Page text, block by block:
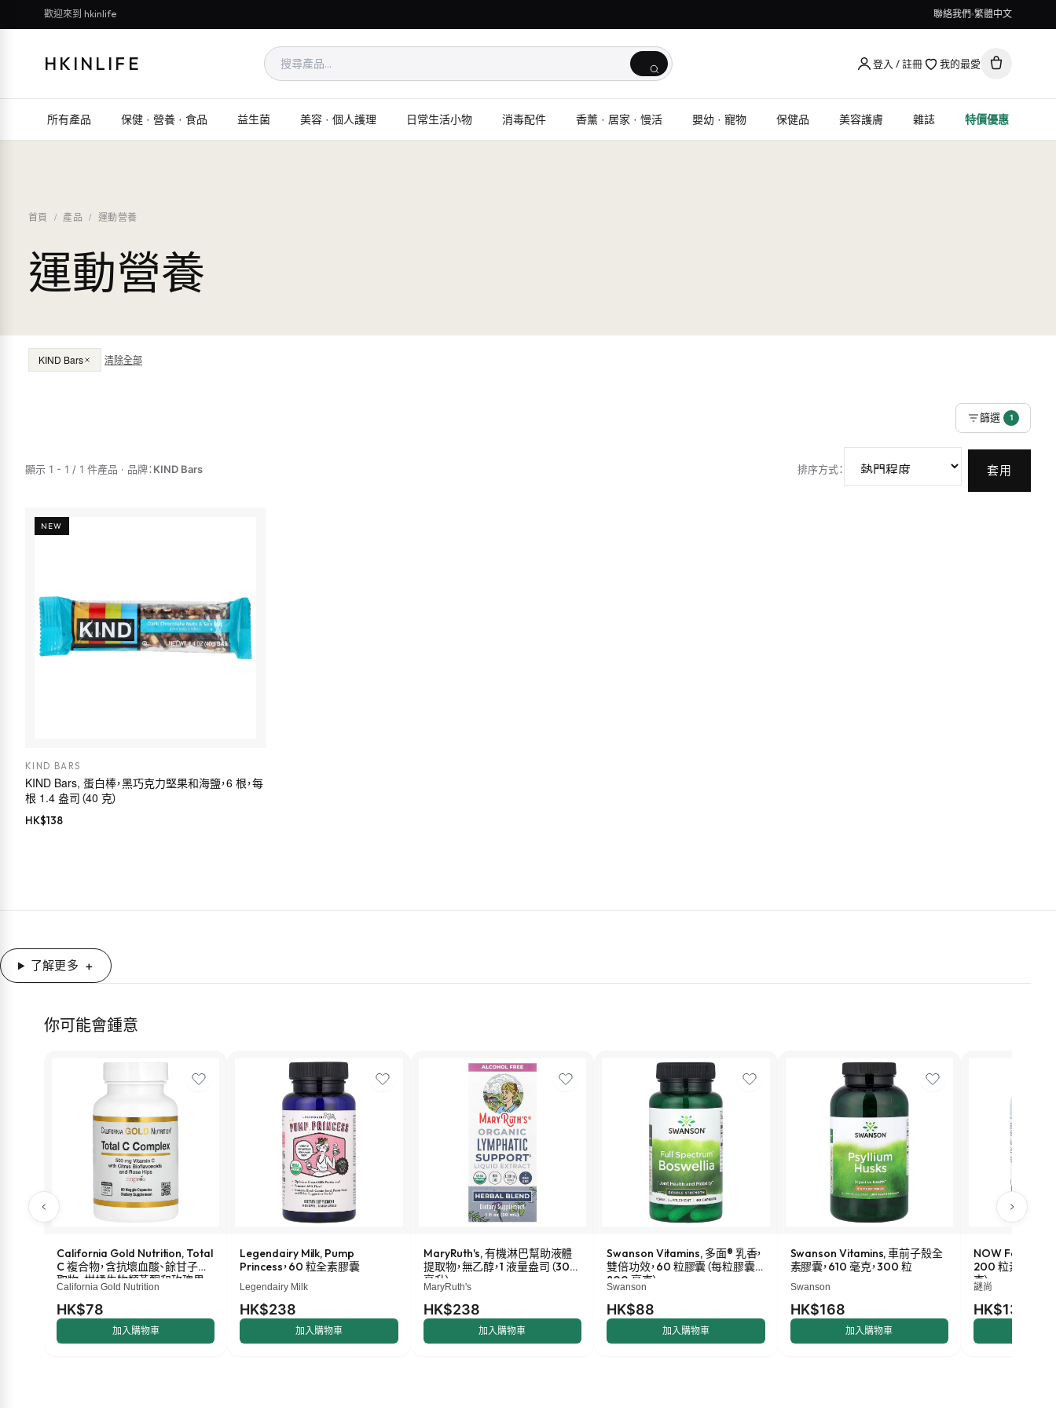
歡迎來到 hkinlife 聯絡我們 繁體中文
HKINLIFE 登入 / 註冊 我的最愛
所有產品 保健 · 營養 · 食品 益生菌 美容 · 個人護理 日常生活小物 消毒配件 香薰 · 居家 · 慢活 嬰幼 · 寵物 保健品 美容護膚 雜誌 特價優惠
首頁 / 產品 / 運動營養
運動營養
KIND Bars 清除全部
篩選 1
顯示 1 - 1 / 1 件產品 · 品牌：KIND Bars 排序方式： 套用
NEW
KIND BARS
KIND Bars, 蛋白棒，黑巧克力堅果和海鹽，6 根，每
根 1.4 盎司（40 克）
HK$138
了解更多
你可能會鍾意
California Gold Nutrition, Total
C 複合物，含抗壞血酸、餘甘子提
取物、柑橘生物類黃酮和玫瑰果
提取物，500 毫克，60 粒素食膠
囊
California Gold Nutrition
HK$78
加入購物車
Legendairy Milk, Pump
Princess，60 粒全素膠囊
Legendairy Milk
HK$238
加入購物車
MaryRuth's, 有機淋巴幫助液體
提取物，無乙醇，1 液量盎司（30
毫升）
MaryRuth's
HK$238
加入購物車
Swanson Vitamins, 多面® 乳香，
雙倍功效，60 粒膠囊（每粒膠囊
800 毫克）
Swanson
HK$88
加入購物車
Swanson Vitamins, 車前子殼全
素膠囊，610 毫克，300 粒
Swanson
HK$168
加入購物車
NOW Foods, 車
200 粒素食膠囊
克）
謎尚
HK$138